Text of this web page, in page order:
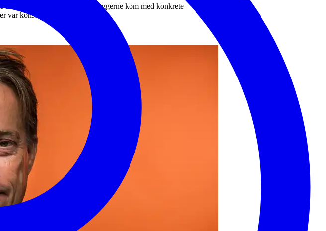
utbyggerne i kommunen. Utbyggerne kom med konkrete
var konstruktivt.